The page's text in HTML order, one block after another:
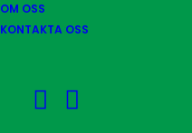
OM OSS
KONTAKTA OSS